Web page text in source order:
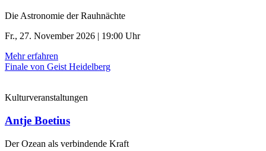
Die Astronomie der ­Rauhnächte
Fr., 27. November 2026 | 19:00 Uhr
Mehr erfahren
Finale von Geist Heidelberg
Kulturveranstaltungen
Antje Boetius
Der Ozean als verbindende Kraft